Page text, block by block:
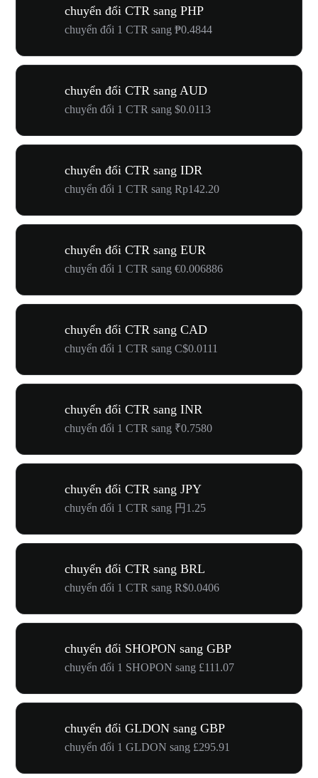
chuyển đổi CTR sang PHP
chuyển đổi 1 CTR sang ₱0.4844
chuyển đổi CTR sang AUD
chuyển đổi 1 CTR sang $0.0113
chuyển đổi CTR sang IDR
chuyển đổi 1 CTR sang Rp142.20
chuyển đổi CTR sang EUR
chuyển đổi 1 CTR sang €0.006886
chuyển đổi CTR sang CAD
chuyển đổi 1 CTR sang C$0.0111
chuyển đổi CTR sang INR
chuyển đổi 1 CTR sang ₹0.7580
chuyển đổi CTR sang JPY
chuyển đổi 1 CTR sang 円1.25
chuyển đổi CTR sang BRL
chuyển đổi 1 CTR sang R$0.0406
chuyển đổi SHOPON sang GBP
chuyển đổi 1 SHOPON sang £111.07
chuyển đổi GLDON sang GBP
chuyển đổi 1 GLDON sang £295.91